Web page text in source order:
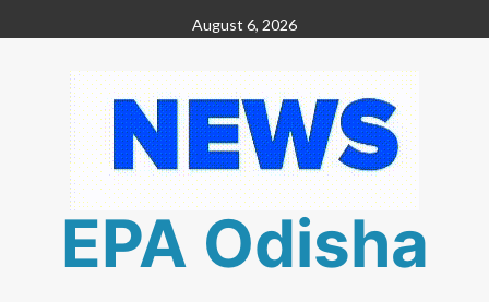
to
August 6, 2026
EPA Odisha